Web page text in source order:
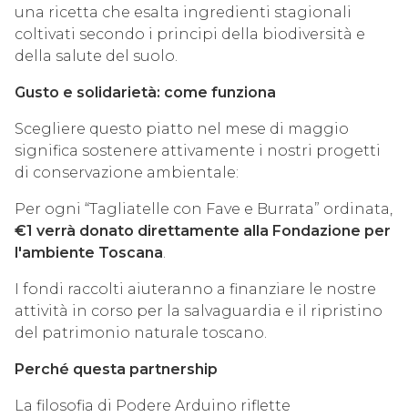
una ricetta che esalta ingredienti stagionali
coltivati secondo i principi della biodiversità e
della salute del suolo.
Gusto e solidarietà: come funziona
Scegliere questo piatto nel mese di maggio
significa sostenere attivamente i nostri progetti
di conservazione ambientale:
Per ogni “Tagliatelle con Fave e Burrata” ordinata,
€1 verrà donato direttamente alla Fondazione per
l'ambiente Toscana.
I fondi raccolti aiuteranno a finanziare le nostre
attività in corso per la salvaguardia e il ripristino
del patrimonio naturale toscano.
Perché questa partnership
La filosofia di Podere Arduino riflette